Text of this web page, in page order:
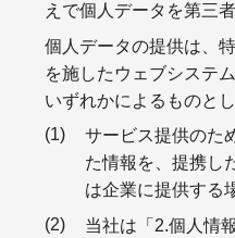
えで個人データを第三
個人データの提供は、
を施したウェブシステ
いずれかによるものとし
サービス提供のた
た情報を、提携し
は企業に提供する
当社は「2.個人情